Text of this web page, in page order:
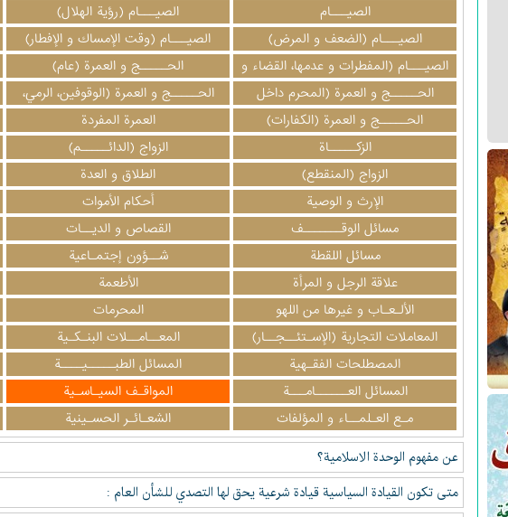
الصيـــام
الصيـــام (رؤية الهلال)
الصيـــام (الضعف و المرض)
الصيـــام (وقت الإمساك و الإفطار)
الصيـــام (المفطرات و عدمها، القضاء و
الكفارات)
الحـــــج و العمرة (عام)
الحـــــج و العمرة (المحرم داخل
الحــرم)
الحـــــج و العمرة (الوقوفين، الرمي،
الذبح، الحلق، المبيت)
الحـــــج و العمرة (الكفارات) العمرة المفردة
الزكـــــاة
الزواج (الدائـــــم)
الزواج (المنقطع)
الطلاق و العدة
الإرث و الوصية
أحكام الأموات
مسائل الوقـــــــف
القصاص و الديــات
مسائل اللقطة
شــؤون إجتمـاعية
علاقة الرجل و المرأة
الأطعمة
الألـعـاب و غيرها من اللهو
المحرمات
المعاملات التجارية (الإسـتئــجــار)
المعــامــلات البنـكـية
المصطلحات الفقـهية
المسائل الطبـــــيــــة
المسائل العــــــامـــة
المواقـف السيـاسـية
مـع العـلمــاء و المؤلفات
الشعـائـر الحسـينية
عن مفهوم الوحدة الاسلامية؟
متى تكون القيادة السياسية قيادة شرعية يحق لها التصدي للشأن العام :